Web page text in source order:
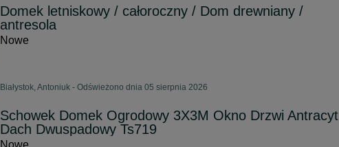
Domek letniskowy / całoroczny / Dom drewniany /
antresola
Nowe
Białystok, Antoniuk - Odświeżono dnia 05 sierpnia 2026
Schowek Domek Ogrodowy 3X3M Okno Drzwi Antracyt
Dach Dwuspadowy Ts719
Nowe